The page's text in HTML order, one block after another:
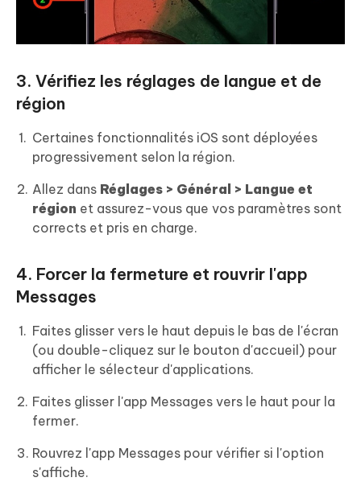
3. Vérifiez les réglages de langue et de
région
Certaines fonctionnalités iOS sont déployées
progressivement selon la région.
Allez dans Réglages > Général > Langue et
région et assurez-vous que vos paramètres sont
corrects et pris en charge.
4. Forcer la fermeture et rouvrir l'app
Messages
Faites glisser vers le haut depuis le bas de l'écran
(ou double-cliquez sur le bouton d'accueil) pour
afficher le sélecteur d'applications.
Faites glisser l'app Messages vers le haut pour la
fermer.
Rouvrez l'app Messages pour vérifier si l'option
s'affiche.